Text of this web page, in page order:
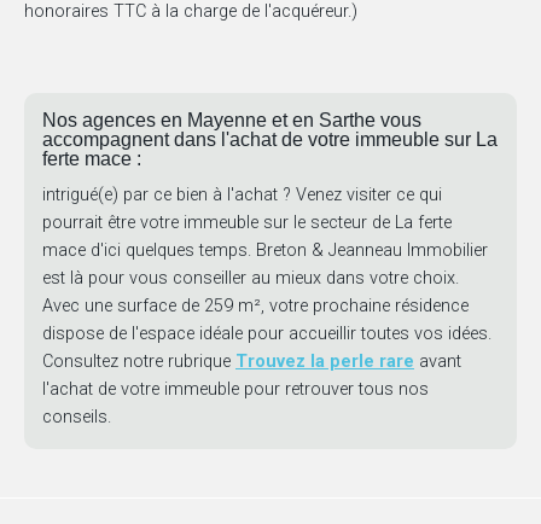
honoraires TTC à la charge de l'acquéreur.)
Nos agences en Mayenne et en Sarthe vous
accompagnent dans l'achat de votre immeuble sur La
ferte mace :
intrigué(e) par ce bien à l'achat ? Venez visiter ce qui
pourrait être votre immeuble sur le secteur de La ferte
mace d'ici quelques temps. Breton & Jeanneau Immobilier
est là pour vous conseiller au mieux dans votre choix.
Avec une surface de 259 m², votre prochaine résidence
dispose de l'espace idéale pour accueillir toutes vos idées.
Consultez notre rubrique Trouvez la perle rare avant
l'achat de votre immeuble pour retrouver tous nos
conseils.